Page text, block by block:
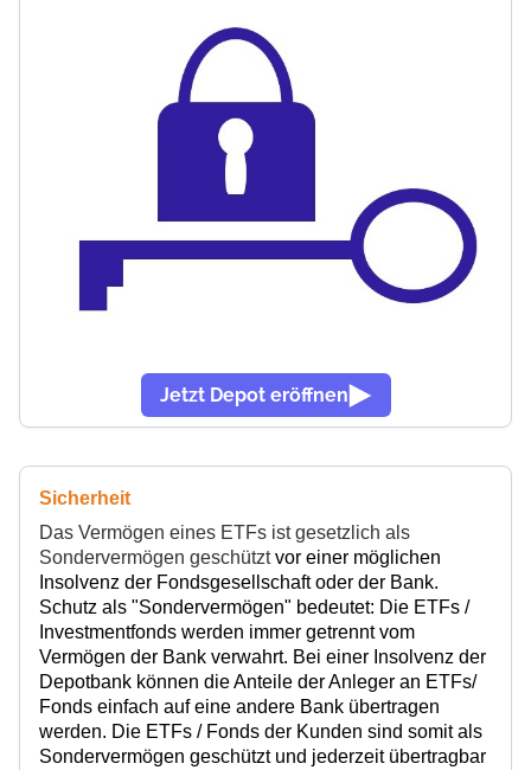
Jetzt Depot eröffnen
Sicherheit
Das Vermögen eines ETFs ist gesetzlich als
Sondervermögen geschütztvor einer möglichen
Insolvenz der Fondsgesellschaft oder der Bank.
Schutz als "Sondervermögen" bedeutet: Die ETFs /
Investmentfonds werden immer getrennt vom
Vermögen der Bank verwahrt. Bei einer Insolvenz der
Depotbank können die Anteile der Anleger an ETFs/
Fonds einfach auf eine andere Bank übertragen
werden. Die ETFs / Fonds der Kunden sind somitals
Sondervermögen geschützt und jederzeit übertragbar